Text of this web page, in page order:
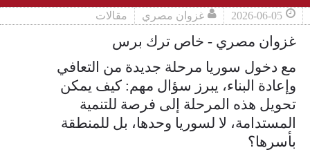
2026-06-05 غزوان مصري مقالات
غزوان مصري - خاص ترك برس
مع دخول سوريا مرحلة جديدة من التعافي
وإعادة البناء، يبرز سؤال مهم: كيف يمكن
تحويل هذه المرحلة إلى فرصة للتنمية
المستدامة، لا لسوريا وحدها، بل للمنطقة
بأسرها؟